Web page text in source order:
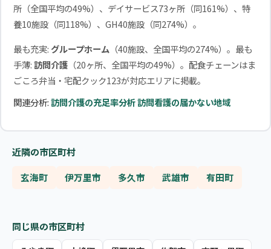
所（全国平均の49%）、デイサービス73ヶ所（同161%）、特
養10施設（同118%）、GH40施設（同274%）。
最も充実:グループホーム （40施設、全国平均の274%）。最も
手薄:訪問介護（20ヶ所、全国平均の49%）。配食チェーンはま
ごころ弁当・宅配クック123が対応エリアに掲載。
関連分析:訪問介護の充足率分析訪問看護の届かない地域
近隣の市区町村
玄海町 伊万里市 多久市 武雄市 有田町
同じ県の市区町村